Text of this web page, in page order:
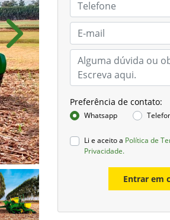
Preferência de contato:
Whatsapp
Li e aceito a Política de
Privacidade.
Entrar em
Próximo